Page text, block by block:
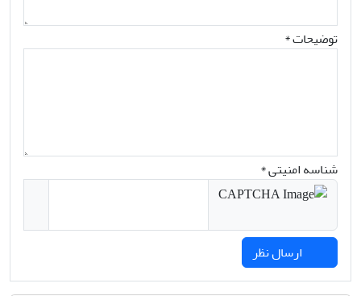
توضیحات *
شناسه امنیتی *